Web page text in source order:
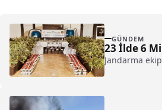
GÜNDEM
23 İlde 6
Jandarma